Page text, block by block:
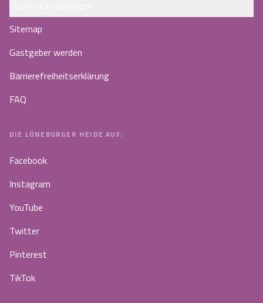
Sitemap
Gastgeber werden
Barrierefreiheitserklärung
FAQ
DIE LÜNEBURGER HEIDE AUF:
Facebook
Instagram
YouTube
Twitter
Pinterest
TikTok